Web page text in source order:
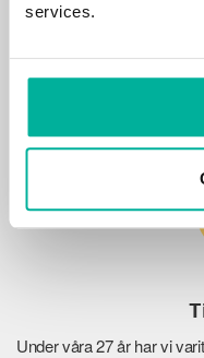
services.
hackerattacker, botnet
skalbarhet och stabilitet
Under våra 27 år har vi